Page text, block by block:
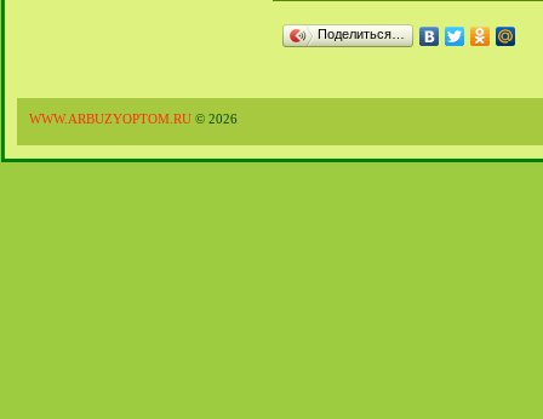
Поделиться…
WWW.ARBUZYOPTOM.RU © 2026